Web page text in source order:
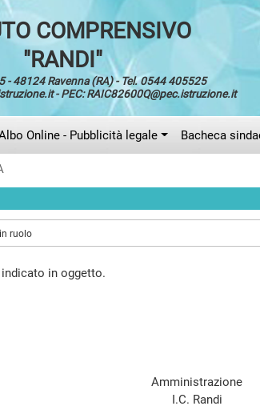
COMPRENSIVO
"RANDI"
- 48124 Ravenna (RA) - Tel. 0544 405525
- PEC: RAIC82600Q@pec.istruzione.it
Online - Pubblicità legale Bacheca
ruolo
in oggetto.
Amministrazione
I.C. Randi